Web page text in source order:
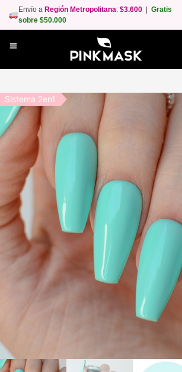
Envío a Región Metropolitana:$3.600 |Gratis
sobre $50.000
Sistema 2en1